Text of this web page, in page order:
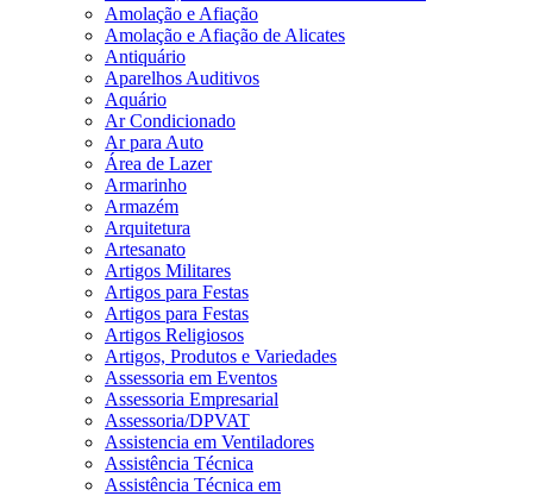
Amolação e Afiação
Amolação e Afiação de Alicates
Antiquário
Aparelhos Auditivos
Aquário
Ar Condicionado
Ar para Auto
Área de Lazer
Armarinho
Armazém
Arquitetura
Artesanato
Artigos Militares
Artigos para Festas
Artigos para Festas
Artigos Religiosos
Artigos, Produtos e Variedades
Assessoria em Eventos
Assessoria Empresarial
Assessoria/DPVAT
Assistencia em Ventiladores
Assistência Técnica
Assistência Técnica em